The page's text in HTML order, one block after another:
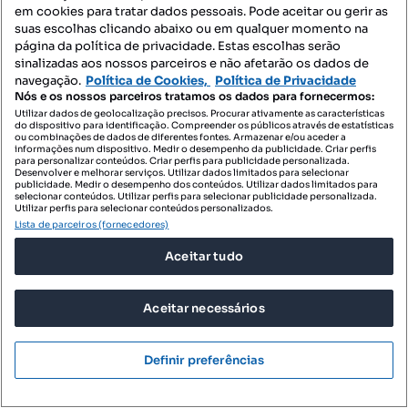
Preço sob consulta
Restaurante equipado centro histórico - Viana do
Castelo
Preço por metro quadrado
MITOS - Mediação Imobiliária
em cookies para tratar dados pessoais. Pode aceitar ou gerir as
suas escolhas clicando abaixo ou em qualquer momento na
página da política de privacidade. Estas escolhas serão
sinalizadas aos nossos parceiros e não afetarão os dados de
navegação. Política de Cookies, Política de Privacidade
Nós e os nossos parceiros tratamos os dados para fornecermos:
Utilizar dados de geolocalização precisos. Procurar ativamente as características
do dispositivo para identificação. Compreender os públicos através de estatísticas
ou combinações de dados de diferentes fontes. Armazenar e/ou aceder a
informações num dispositivo. Medir o desempenho da publicidade. Criar perfis
para personalizar conteúdos. Criar perfis para publicidade personalizada.
Desenvolver e melhorar serviços. Utilizar dados limitados para selecionar
publicidade. Medir o desempenho dos conteúdos. Utilizar dados limitados para
selecionar conteúdos. Utilizar perfis para selecionar publicidade personalizada.
Utilizar perfis para selecionar conteúdos personalizados.
Lista de parceiros (fornecedores)
Aceitar tudo
Aceitar necessários
Definir preferências